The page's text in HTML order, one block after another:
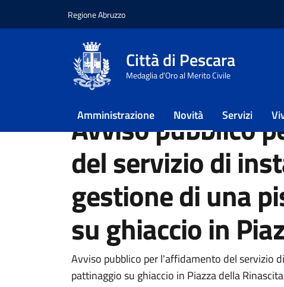
Regione Abruzzo
Città di Pescara
Medaglia d'Oro al Merito Civile
Amministrazione Novità Servizi
Home / Novità / Avvisi
/ Avviso pubblico per l’affidamento del servizio di
Avviso pubblico
del servizio di
gestione di una
su ghiaccio in
Dettagli della notizia
Avviso pubblico per l'affidamento del servizio
pattinaggio su ghiaccio in Piazza della